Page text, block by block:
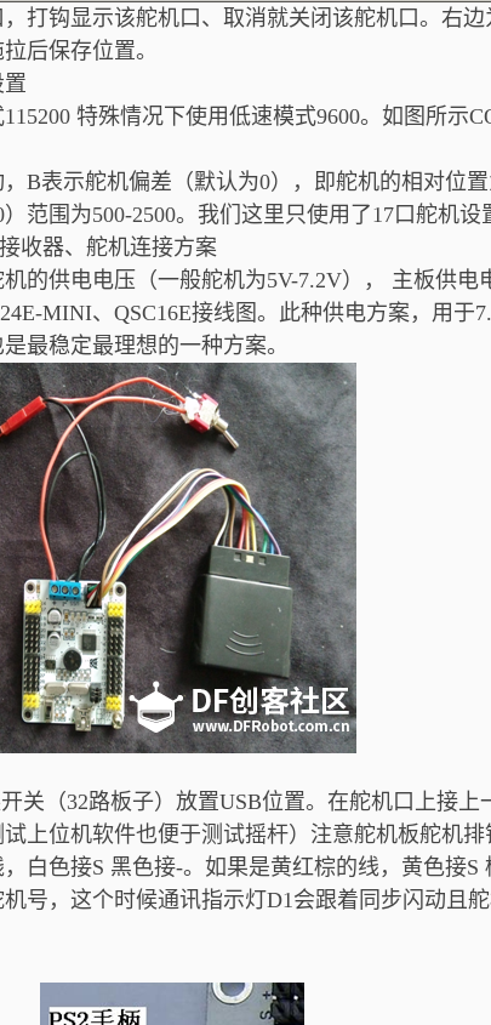
打钩显示该舵机口、取消就关闭该舵机口。右边
后保存位置。
特殊情况下使用低速模式9600。如图所示
B表示舵机偏差（默认为0），即舵机的相对位
范围为500-2500。我们这里只使用了17口舵机设
收器、舵机连接方案
的供电电压（一般舵机为5V-7.2V）， 主板供电
MINI、QSC16E接线图。此种供电方案，用于
最稳定最理想的一种方案。
关（32路板子）放置USB位置。在舵机口上接上
试上位机软件也便于测试摇杆）注意舵机板舵机
白色接S 黑色接-。如果是黄红棕的线，黄色接S
号，这个时候通讯指示灯D1会跟着同步闪动且